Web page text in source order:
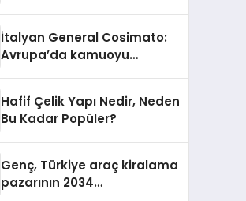
İtalyan General Cosimato:
Avrupa’da kamuoyu
Hafif Çelik Yapı Nedir, Neden
Bu Kadar Popüler?
Genç, Türkiye araç kiralama
pazarının 2034